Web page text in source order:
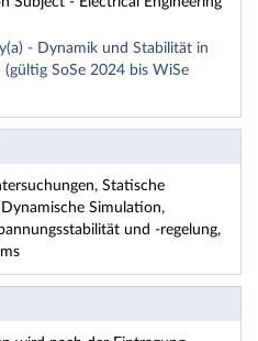
- Dynamik und Stabilität in
(gültig SoSe 2024 bis WiSe
Statische
Simulation,
und -regelung,